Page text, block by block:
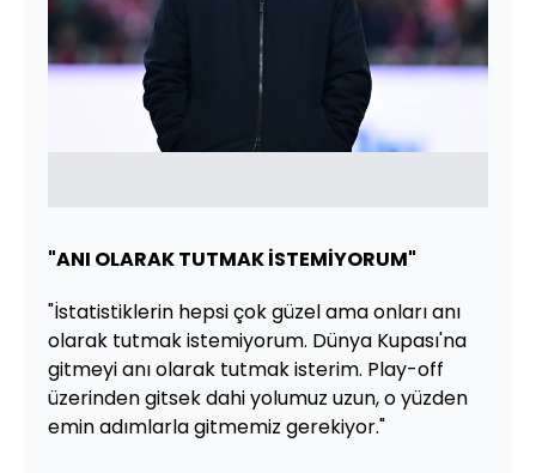
"ANI OLARAK TUTMAK İSTEMİYORUM"
"İstatistiklerin hepsi çok güzel ama onları anı
olarak tutmak istemiyorum. Dünya Kupası'na
gitmeyi anı olarak tutmak isterim. Play-off
üzerinden gitsek dahi yolumuz uzun, o yüzden
emin adımlarla gitmemiz gerekiyor."